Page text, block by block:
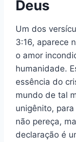
Deus
Um dos
3:16, aparece
o amor
humanidade.
essência do
mundo de tal
unigênito,
não pereça,
declaração é